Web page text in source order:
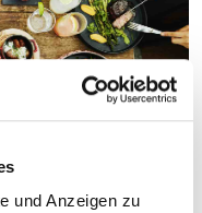
und Anzeigen zu